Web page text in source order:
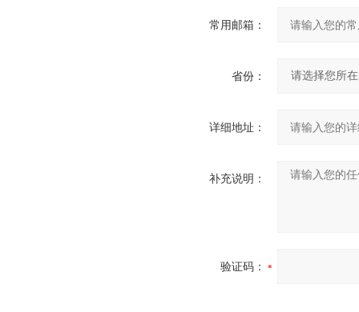
常用邮箱：
省份：
详细地址：
补充说明：
验证码：